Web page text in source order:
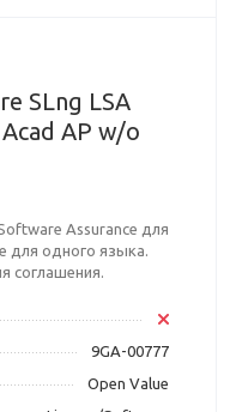
SLng LSA
AP w/o
Assurance для
для одного языка.
соглашения.
9GA-00777
Open Value